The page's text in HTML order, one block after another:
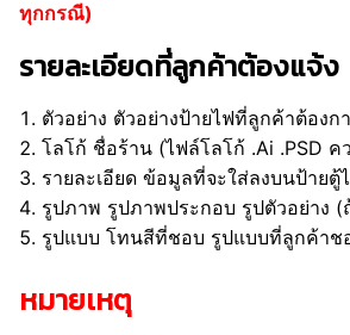
ทุกกรณี)
รายละเอียดที่ลูกค้าต้องแจ้ง
ตัวอย่าง ตัวอย่างป้ายไฟที่ลูกค้าต้องก
โลโก้ ชื่อร้าน (ไฟล์โลโก้ .Ai .PSD
รายละเอียด ข้อมูลที่จะใส่ลงบนป้ายตู้
รูปภาพ รูปภาพประกอบ รูปตัวอย่าง (
รูปแบบ โทนสีที่ชอบ รูปแบบที่ลูกค้าช
หมายเหตุ